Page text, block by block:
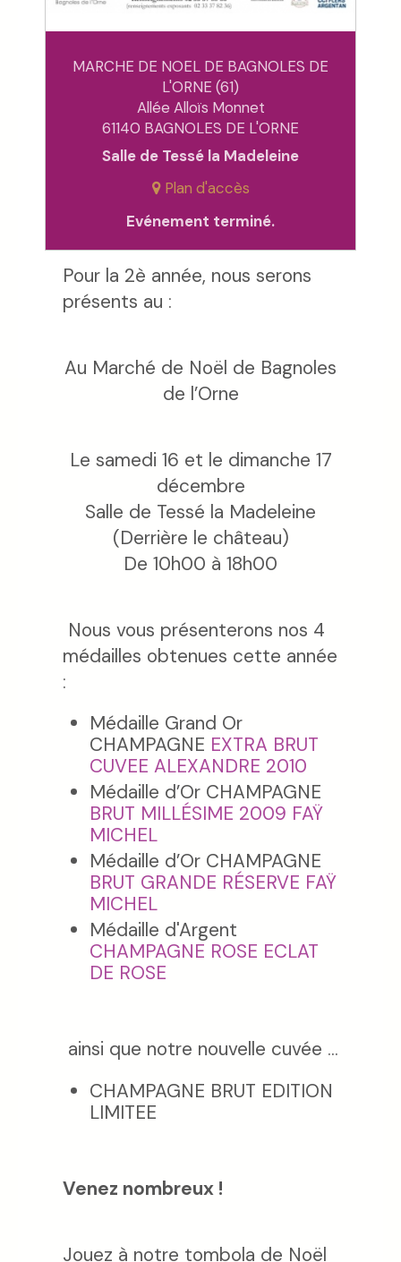
MARCHE DE NOEL DE BAGNOLES DE
L'ORNE (61)
Allée Alloïs Monnet
61140 BAGNOLES DE L'ORNE
Salle de Tessé la Madeleine
Plan d'accès
Evénement terminé.
Pour la 2è année, nous serons
présents au :
Au Marché de Noël de Bagnoles
de l’Orne
Le samedi 16 et le dimanche 17
décembre
Salle de Tessé la Madeleine
(Derrière le château)
De 10h00 à 18h00
Nous vous présenterons nos 4
médailles obtenues cette année
:
Médaille Grand Or
CHAMPAGNE EXTRA BRUT
CUVEE ALEXANDRE 2010
Médaille d’Or CHAMPAGNE
BRUT MILLÉSIME 2009 FAŸ
MICHEL
Médaille d’Or CHAMPAGNE
BRUT GRANDE RÉSERVE FAŸ
MICHEL
Médaille d'Argent
CHAMPAGNE ROSE ECLAT
DE ROSE
ainsi que notre nouvelle cuvée ...
CHAMPAGNE BRUT EDITION
LIMITEE
Venez nombreux !
Jouez à notre tombola de Noël